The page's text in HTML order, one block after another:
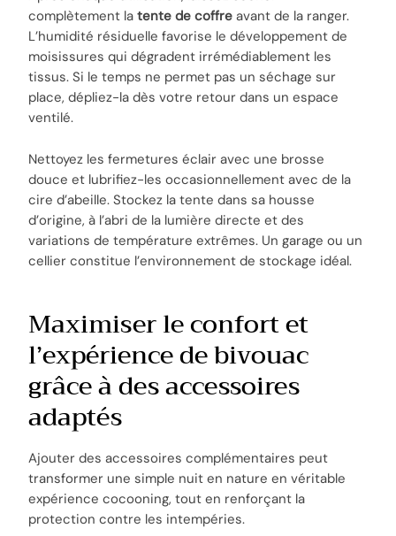
complètement latente de coffre avant de la ranger.
L’humidité résiduelle favorise le développement de
moisissures qui dégradent irrémédiablement les
tissus. Si le temps ne permet pas un séchage sur
place, dépliez-la dès votre retour dans un espace
ventilé.
Nettoyez les fermetures éclair avec une brosse
douce et lubrifiez-les occasionnellement avec de la
cire d’abeille. Stockez la tente dans sa housse
d’origine, à l’abri de la lumière directe et des
variations de température extrêmes. Un garage ou un
cellier constitue l’environnement de stockage idéal.
Maximiser le confort et
l’expérience de bivouac
grâce à des accessoires
adaptés
Ajouter des accessoires complémentaires peut
transformer une simple nuit en nature en véritable
expérience cocooning, tout en renforçant la
protection contre les intempéries.